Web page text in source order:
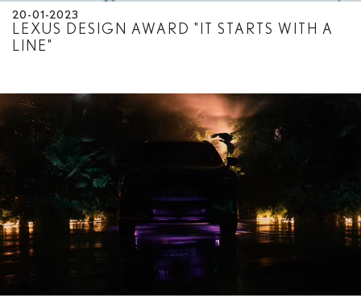
20-01-2023
LEXUS DESIGN AWARD "IT STARTS WITH A
LINE"